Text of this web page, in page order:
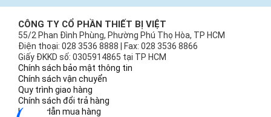
CÔNG TY CỔ PHẦN THIẾT BỊ VIỆT
55/2 Phan Đình Phùng, Phường Phú Thọ Hòa, TP HCM
Điện thoại: 028 3536 8888 | Fax: 028 3536 8866
Giấy ĐKKD số: 0305914865 tại TP HCM
Chính sách bảo mật thông tin
Chính sách vận chuyển
Quy trình giao hàng
Chính sách đổi trả hàng
Hướng dẫn mua hàng